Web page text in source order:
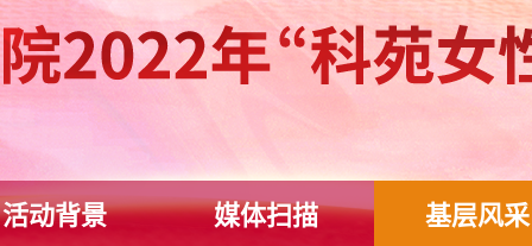
活动背景 媒体扫描 基层风采